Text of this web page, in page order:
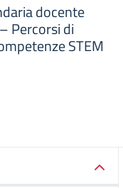
docente
Percorsi di
STEM